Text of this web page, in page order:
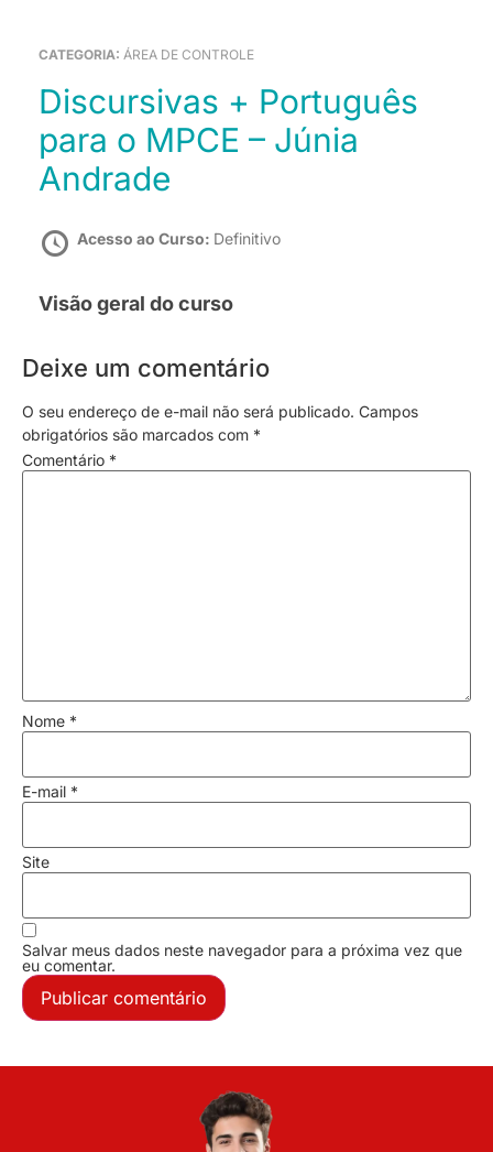
CATEGORIA: ÁREA DE CONTROLE
Discursivas + Português
para o MPCE – Júnia
Andrade
Acesso ao Curso: Definitivo
Visão geral do curso
Deixe um comentário
O seu endereço de e-mail não será publicado. Campos
obrigatórios são marcados com *
Comentário *
Nome *
E-mail *
Site
Salvar meus dados neste navegador para a próxima vez que
eu comentar.